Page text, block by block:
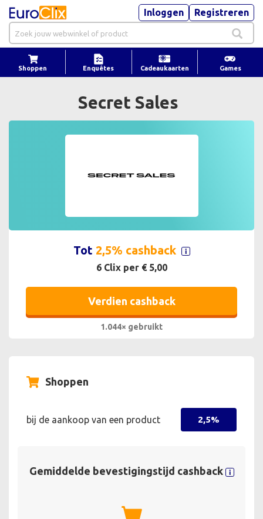
Inloggen Registreren
Shoppen Enquêtes Cadeaukaarten Games
Secret Sales
Tot 2,5% cashback
6 Clix per € 5,00
Verdien cashback
1.044× gebruikt
Shoppen
bij de aankoop van een product 2,5%
Gemiddelde bevestigingstijd cashback